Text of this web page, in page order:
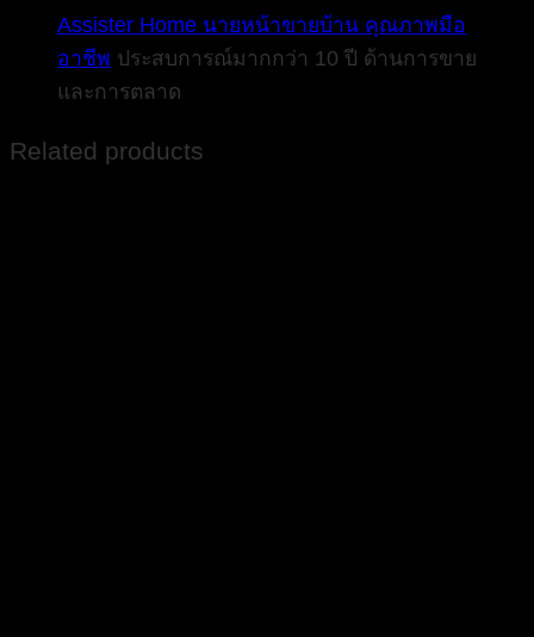
Assister Home นายหน้าขายบ้าน คุณภาพมือ
อาชีพ ประสบการณ์มากกว่า 10 ปี ด้านการขาย
และการตลาด
Related products